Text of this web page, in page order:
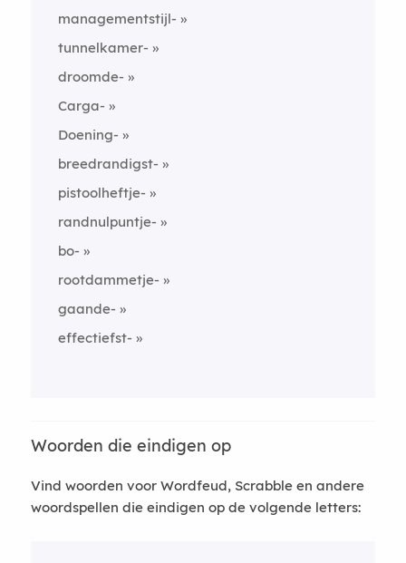
managementstijl-
tunnelkamer-
droomde-
Carga-
Doening-
breedrandigst-
pistoolheftje-
randnulpuntje-
bo-
rootdammetje-
gaande-
effectiefst-
Woorden die eindigen op
Vind woorden voor Wordfeud, Scrabble en andere
woordspellen die eindigen op de volgende letters: